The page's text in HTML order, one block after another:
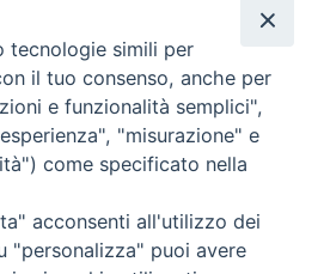
Dove siamo
contatti
Area riservata
tecnologie simili per
il tuo consenso, anche per
e funzionalità semplici",
"misurazione" e
come specificato nella
acconsenti all'utilizzo dei
"personalizza" puoi avere